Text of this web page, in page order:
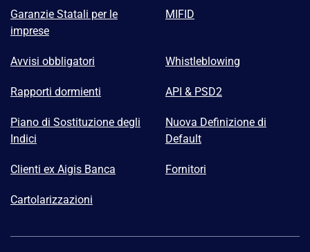
Garanzie Statali per le
imprese
MIFID
Avvisi obbligatori Whistleblowing
Rapporti dormienti API & PSD2
Piano di Sostituzione degli
Indici
Nuova Definizione di
Default
Clienti ex Aigis Banca Fornitori
Cartolarizzazioni